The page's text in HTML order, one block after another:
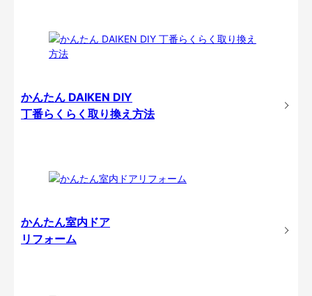
かんたん DAIKEN DIY
丁番らくらく取り換え方法
かんたん室内ドア
リフォーム